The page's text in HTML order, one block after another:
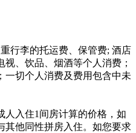
行李的托运费、保管费; 酒店
、饮品、烟酒等个人消费；
一切个人消费及费用包含中未
人入住1间房计算的价格，如
其他同性拼房入住。如您要求